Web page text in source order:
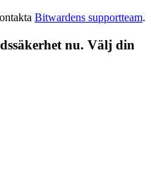
Bitwardens supportteam.
nu. Välj din